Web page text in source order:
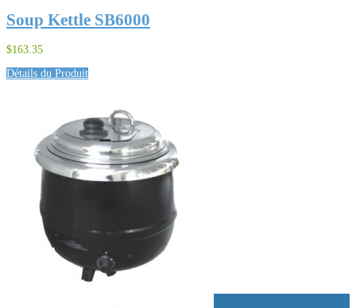
Soup Kettle SB6000
$163.35
Détails du Produit